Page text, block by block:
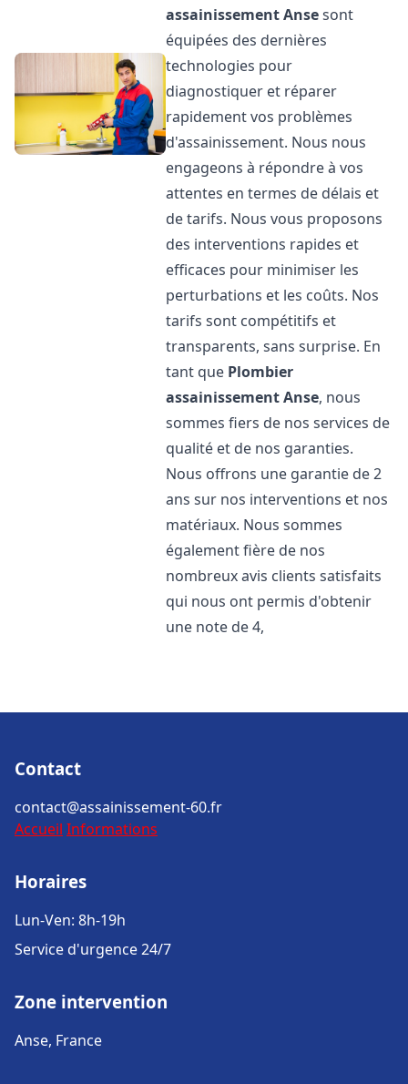
assainissementAnsesont
équipées des dernières
technologies pour
diagnostiquer et réparer
rapidement vos problèmes
d'assainissement. Nous nous
engageons à répondre à vos
attentes en termes de délais et
de tarifs. Nous vous proposons
des interventions rapides et
efficaces pour minimiser les
perturbations et les coûts. Nos
tarifs sont compétitifs et
transparents, sans surprise. En
tant que Plombier
assainissementAnse, nous
sommes fiers de nos services de
qualité et de nos garanties.
Nous offrons une garantie de 2
ans sur nos interventions et nos
matériaux. Nous sommes
également fière de nos
nombreux avis clients satisfaits
qui nous ont permis d'obtenir
une note de 4,
Contact
contact@assainissement-60.fr
Accueil Informations
Horaires
Lun-Ven: 8h-19h
Service d'urgence 24/7
Zone intervention
Anse, France